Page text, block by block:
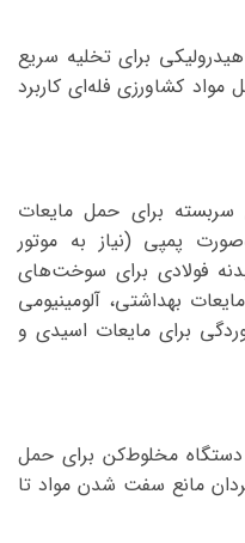
برای تخلیه سریع
کشاورزی فله‌ای کاربرد
برای حمل مایعات
پمپی (نیاز به موتور
فولادی برای سوخت‌های
بهداشتی، آلومینیومی
برای مایعات اسیدی و
مخلوط‌کن برای حمل
مانع سفت شدن مواد تا